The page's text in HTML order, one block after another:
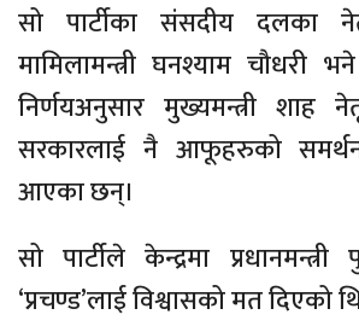
सो पार्टीका संसदीय दलका
मामिलामन्त्री घनश्याम चौधरी
निर्णयअनुसार मुख्यमन्त्री शाह
सरकारलाई नै आफूहरुको
आएका छन्।
सो पार्टीले केन्द्रमा
‘प्रचण्ड’लाई विश्वासको मत दिएको